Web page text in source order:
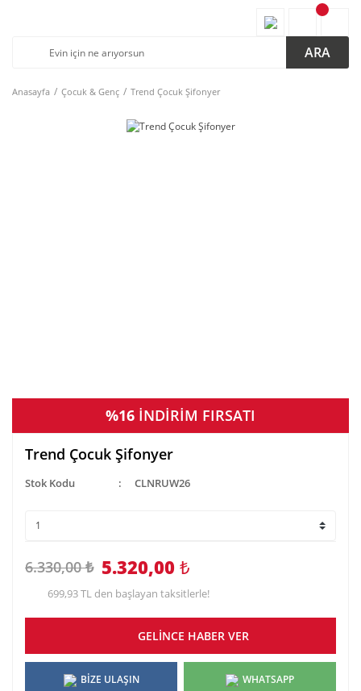
ARA
Anasayfa Çocuk & Genç Trend Çocuk Şifonyer
%16 İNDİRİM FIRSATI
Trend Çocuk Şifonyer
Stok Kodu CLNRUW26
6.330,00 ₺ 5.320,00 ₺
699,93 TL den başlayan taksitlerle!
GELİNCE HABER VER
BİZE ULAŞIN WHATSAPP